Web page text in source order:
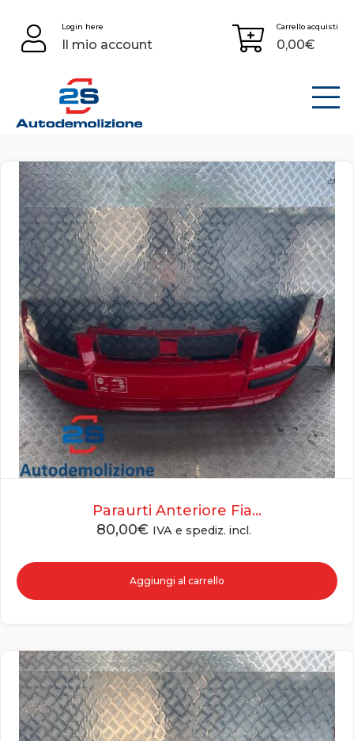
content
Login here
Il mio account
Carrello acquisti
0,00€
Paraurti Anteriore Fia...
80,00€ IVA e spediz. incl.
Aggiungi al carrello